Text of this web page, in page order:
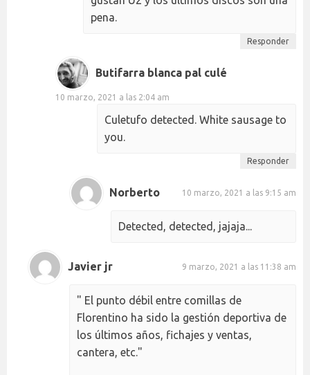
pena.
Responder
Butifarra blanca pal culé
10 marzo, 2021 a las 2:04 am
Culetufo detected. White sausage to
you.
Responder
Norberto 10 marzo, 2021 a las 9:15 am
Detected, detected, jajaja...
Javier jr 9 marzo, 2021 a las 11:38 am
" El punto débil entre comillas de
Florentino ha sido la gestión deportiva de
los últimos años, fichajes y ventas,
cantera, etc."